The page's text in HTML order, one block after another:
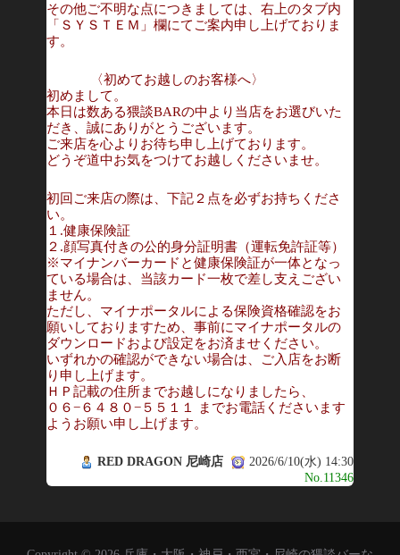
その他ご不明な点につきましては、右上のタブ内
「ＳＹＳＴＥＭ」欄にてご案内申し上げておりま
す。
〈初めてお越しのお客様へ〉
初めまして。
本日は数ある猥談BARの中より当店をお選びいた
だき、誠にありがとうございます。
ご来店を心よりお待ち申し上げております。
どうぞ道中お気をつけてお越しくださいませ。
初回ご来店の際は、下記２点を必ずお持ちくださ
い。
１.健康保険証
２.顔写真付きの公的身分証明書（運転免許証等）
※マイナンバーカードと健康保険証が一体となっ
ている場合は、当該カード一枚で差し支えござい
ません。
ただし、マイナポータルによる保険資格確認をお
願いしておりますため、事前にマイナポータルの
ダウンロードおよび設定をお済ませください。
いずれかの確認ができない場合は、ご入店をお断
り申し上げます。
ＨＰ記載の住所までお越しになりましたら、
０６−６４８０−５５１１ までお電話くださいます
ようお願い申し上げます。
RED DRAGON 尼崎店
2026/6/10(水) 14:30
No.11346